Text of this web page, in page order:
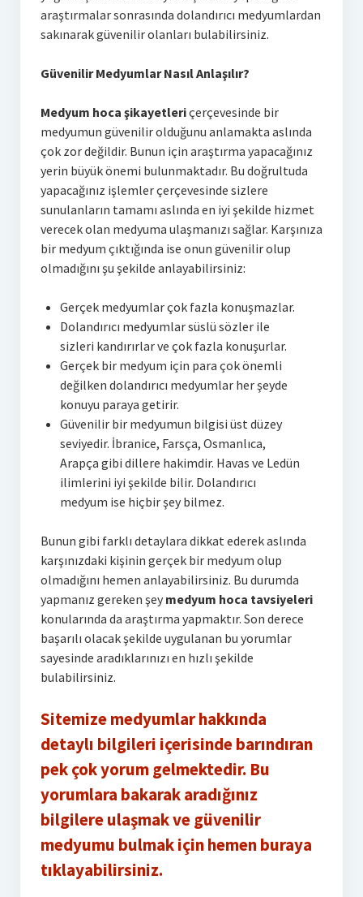
araştırmalar sonrasında dolandırıcı medyumlardan
sakınarak güvenilir olanları bulabilirsiniz.
Güvenilir Medyumlar Nasıl Anlaşılır?
Medyum hoca şikayetleriçerçevesinde bir
medyumun güvenilir olduğunu anlamakta aslında
çok zor değildir. Bunun için araştırma yapacağınız
yerin büyük önemi bulunmaktadır. Bu doğrultuda
yapacağınız işlemler çerçevesinde sizlere
sunulanların tamamı aslında en iyi şekilde hizmet
verecek olan medyuma ulaşmanızı sağlar. Karşınıza
bir medyum çıktığında ise onun güvenilir olup
olmadığını şu şekilde anlayabilirsiniz:
Gerçek medyumlar çok fazla konuşmazlar.
Dolandırıcı medyumlar süslü sözler ile
sizleri kandırırlar ve çok fazla konuşurlar.
Gerçek bir medyum için para çok önemli
değilken dolandırıcı medyumlar her şeyde
konuyu paraya getirir.
Güvenilir bir medyumun bilgisi üst düzey
seviyedir. İbranice, Farsça, Osmanlıca,
Arapça gibi dillere hakimdir. Havas ve Ledün
ilimlerini iyi şekilde bilir. Dolandırıcı
medyum ise hiçbir şey bilmez.
Bunun gibi farklı detaylara dikkat ederek aslında
karşınızdaki kişinin gerçek bir medyum olup
olmadığını hemen anlayabilirsiniz. Bu durumda
yapmanız gereken şey medyum hoca tavsiyeleri
konularında da araştırma yapmaktır. Son derece
başarılı olacak şekilde uygulanan bu yorumlar
sayesinde aradıklarınızı en hızlı şekilde
bulabilirsiniz.
Sitemize medyumlar hakkında
detaylı bilgileri içerisinde barındıran
pek çok yorum gelmektedir. Bu
yorumlara bakarak aradığınız
bilgilere ulaşmak ve güvenilir
medyumu bulmak için hemen buraya
tıklayabilirsiniz.